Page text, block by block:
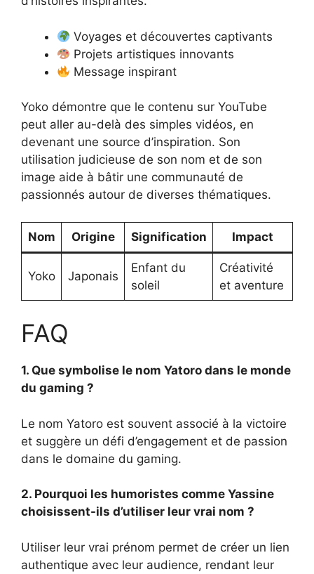
Voyages et découvertes captivants
Projets artistiques innovants
Message inspirant
Yoko démontre que le contenu sur YouTube
peut aller au-delà des simples vidéos, en
devenant une source d’inspiration. Son
utilisation judicieuse de son nom et de son
image aide à bâtir une communauté de
passionnés autour de diverses thématiques.
Nom Origine Signification Impact
Yoko Japonais
Enfant du
soleil
Créativité
et aventure
FAQ
1. Que symbolise le nom Yatoro dans le monde
du gaming ?
Le nom Yatoro est souvent associé à la victoire
et suggère un défi d’engagement et de passion
dans le domaine du gaming.
2. Pourquoi les humoristes comme Yassine
choisissent-ils d’utiliser leur vrai nom ?
Utiliser leur vrai prénom permet de créer un lien
authentique avec leur audience, rendant leur